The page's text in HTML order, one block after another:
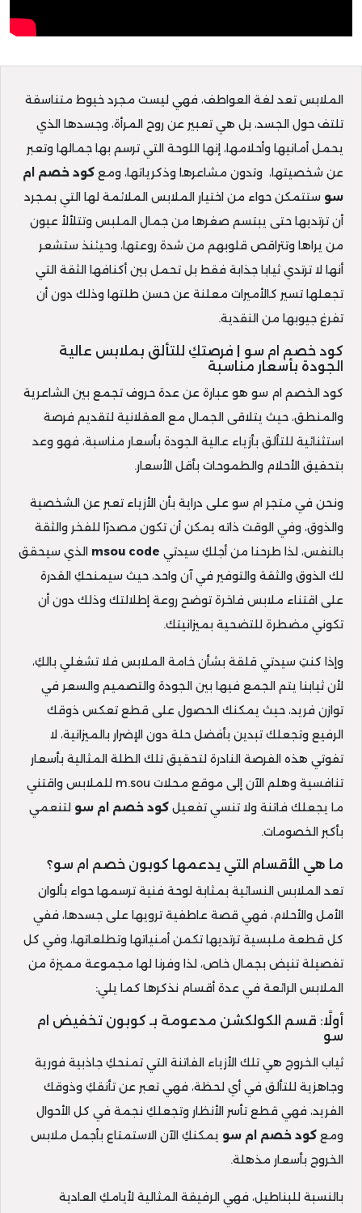
الملابس تعد لغة العواطف، فهي ليست مجرد خيوط متناسقة
تلتف حول الجسد، بل هي تعبير عن روح المرأة، وجسدها الذي
يحمل أمانيها وأحلامها، إنها اللوحة التي ترسم بها جمالها وتعبر
عن شخصيتها، وتدون مشاعرها وذكرياتها، ومع كود خصم ام
سو ستتمكن حواء من اختيار الملابس الملائمة لها التي بمجرد
أن ترتديها حتى يبتسم صغرها من جمال الملبس وتتلألأ عيون
من يراها وتتراقص قلوبهم من شدة روعتها، وحيئنذ ستشعر
أنها لا ترتدي ثيابا جذابة فقط بل تحمل بين أكنافها الثقة التي
تجعلها تسير كالأميرات معلنة عن حسن طلتها وذلك دون أن
تفرغ جيوبها من النقدية.
كود خصم ام سو | فرصتكِ للتألق بملابس عالية
الجودة بأسعار مناسبة
كود الخصم ام سو هو عبارة عن عدة حروف تجمع بين الشاعرية
والمنطق، حيث يتلاقى الجمال مع العقلانية لتقديم فرصة
استثنائية للتألق بأزياء عالية الجودة بأسعار مناسبة، فهو وعد
بتحقيق الأحلام والطموحات بأقل الأسعار.
ونحن في متجر ام سو على دراية بأن الأزياء تعبر عن الشخصية
والذوق، وفي الوقت ذاته يمكن أن تكون مصدرًا للفخر والثقة
بالنفس، لذا طرحنا من أجلكِ سيدتي msou code الذي سيحقق
لك الذوق والثقة والتوفير في آن واحد، حيث سيمنحكِ القدرة
على اقتناء ملابس فاخرة توضح روعة إطلالتك وذلك دون أن
تكوني مضطرة للتضحية بميزانيتك.
وإذا كنتِ سيدتي قلقة بشأن خامة الملابس فلا تشغلي بالكِ،
لأن ثيابنا يتم الجمع فيها بين الجودة والتصميم والسعر في
توازن فريد، حيث يمكنك الحصول على قطع تعكس ذوقك
الرفيع وتجعلك تبدين بأفضل حلة دون الإضرار بالميزانية، لا
تفوتي هذه الفرصة النادرة لتحقيق تلك الطلة المثالية بأسعار
تنافسية وهلم الآن إلى موقع محلات m.sou للملابس واقتني
ما يجعلك فاتنة ولا تنسي تفعيل كود خصم ام سو لتنعمي
بأكبر الخصومات.
ما هي الأقسام التي يدعمها كوبون خصم ام سو؟
تعد الملابس النسائية بمثابة لوحة فنية ترسمها حواء بألوان
الأمل والأحلام، فهي قصة عاطفية ترويها على جسدها، ففي
كل قطعة ملبسية ترتديها تكمن أمنياتها وتطلعاتها، وفي كل
تفصيلة تنبض بجمال خاص، لذا وفرنا لها مجموعة مميزة من
الملابس الرائعة في عدة أقسام نذكرها كما يلي:
أولًا: قسم الكولكشن مدعومة بـ كوبون تخفيض ام
سو
ثياب الخروج هي تلك الأزياء الفاتنة التي تمنحكِ جاذبية فورية
وجاهزية للتألق في أي لحظة، فهي تعبر عن تأنقكِ وذوقك
الفريد، فهي قطع تأسر الأنظار وتجعلكِ نجمة في كل الأحوال
ومع كود خصم ام سو يمكنكِ الآن الاستمتاع بأجمل ملابس
الخروج بأسعار مذهلة.
بالنسبة للبناطيل، فهي الرفيقة المثالية لأيامكِ العادية